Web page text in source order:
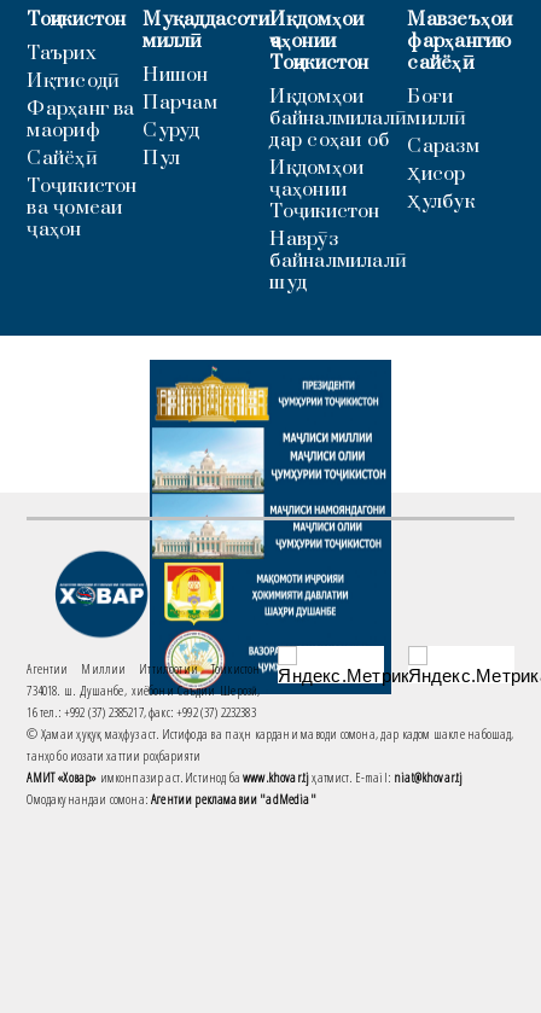
Тоҷикистон
Таърих
Иқтисодӣ
Фарҳанг ва
маориф
Сайёҳӣ
Тоҷикистон
ва ҷомеаи
ҷаҳон
Муқаддасоти
миллӣ
Нишон
Парчам
Суруд
Пул
Иқдомҳои
ҷаҳонии
Тоҷикистон
Иқдомҳои
байналмилалӣ
дар соҳаи об
Иқдомҳои
ҷаҳонии
Тоҷикистон
Наврӯз
байналмилалӣ
шуд
Мавзеъҳои
фарҳангию
сайёҳӣ
Боғи
миллӣ
Саразм
Ҳисор
Ҳулбук
Агентии Миллии Иттилоотии Тоҷикистон
734018. ш. Душанбе, хиёбони Саъдии Шерозӣ,
16 тел.: +992 (37) 2385217, факс: +992 (37) 2232383
© Ҳамаи ҳуқуқ маҳфуз аст. Истифода ва паҳн кардани маводи сомона, дар кадом шакле набошад,
танҳо бо иҷозати хаттии роҳбарияти
АМИТ «Ховар» имконпазир аст. Истинод баwww.khovar.tjҳатмист. E-mail: niat@khovar.tj
Омодакунандаи сомона:Агентии рекламавии "adMedia"